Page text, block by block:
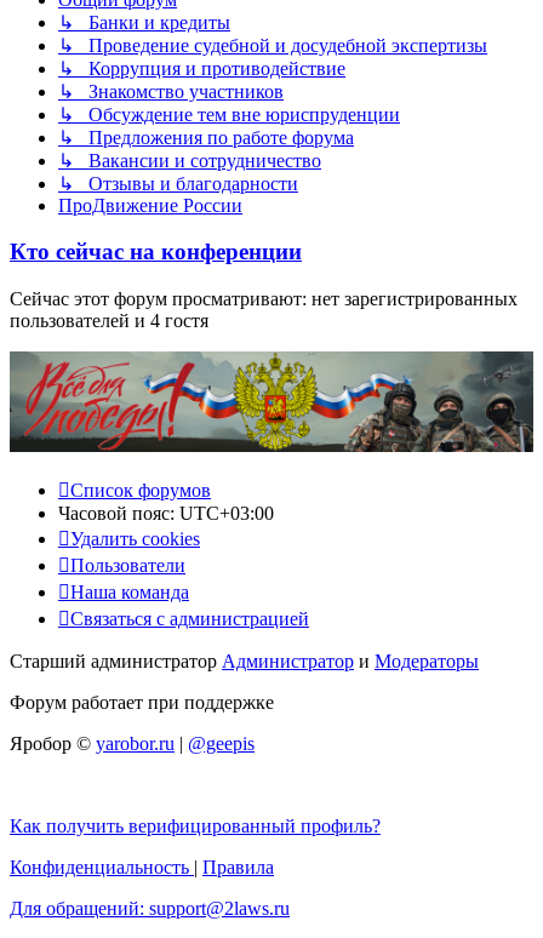
↳ Банки и кредиты
↳ Проведение судебной и досудебной экспертизы
↳ Коррупция и противодействие
↳ Знакомство участников
↳ Обсуждение тем вне юриспруденции
↳ Предложения по работе форума
↳ Вакансии и сотрудничество
↳ Отзывы и благодарности
ПроДвижение России
Кто сейчас на конференции
Сейчас этот форум просматривают: нет зарегистрированных
пользователей и 4 гостя
Список форумов
Часовой пояс: UTC+03:00
Удалить cookies
Пользователи
Наша команда
Связаться с администрацией
Старший администратор Администратор и Модераторы
Форум работает при поддержке
Яробор © yarobor.ru | @geepis
Как получить верифицированный профиль?
Конфиденциальность | Правила
Для обращений: support@2laws.ru